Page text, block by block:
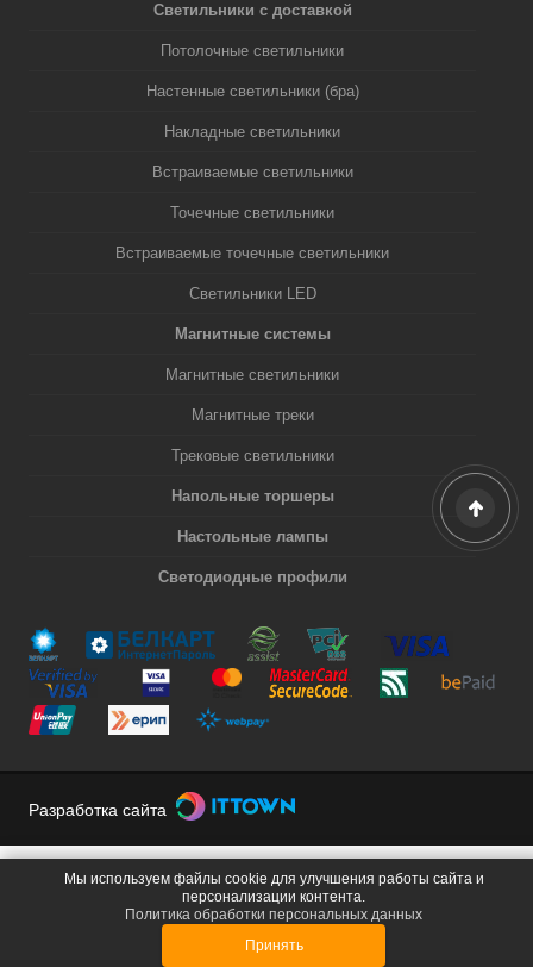
Светильники с доставкой
Потолочные светильники
Настенные светильники (бра)
Накладные светильники
Встраиваемые светильники
Точечные светильники
Встраиваемые точечные светильники
Светильники LED
Магнитные системы
Магнитные светильники
Магнитные треки
Трековые светильники
Напольные торшеры
Настольные лампы
Светодиодные профили
Разработка сайта
Мы используем файлы cookie для улучшения работы сайта и
персонализации контента.
Политика обработки персональных данных
Принять